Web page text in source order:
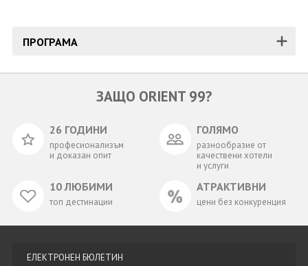
ПРОГРАМА
ЗАЩО ORIENT 99?
26 ГОДИНИ
професионализъм
и доказан опит
ГОЛЯМО
разнообразие от
качествени хотели
и услуги
10 ЛЮБИМИ
топ дестинации
АТРАКТИВНИ
цени без конкуренция
ЕЛЕКТРОНЕН БЮЛЕТИН